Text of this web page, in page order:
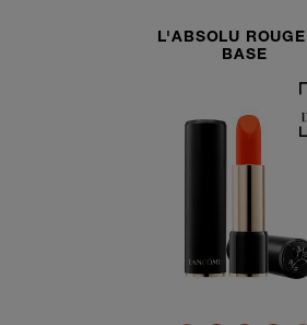
L'ABSOLU
BASE